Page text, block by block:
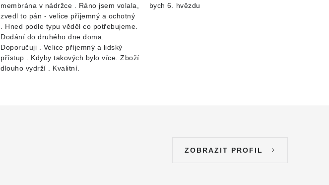
membrána v nádržce . Ráno jsem volala,
zvedl to pán - velice příjemný a ochotný
. Hned podle typu věděl co potřebujeme.
Dodání do druhého dne doma.
Doporučuji . Velice příjemný a lidský
přístup . Kdyby takových bylo více. Zboží
dlouho vydrží . Kvalitní.
bych 6. hvězdu
ZOBRAZIT PROFIL